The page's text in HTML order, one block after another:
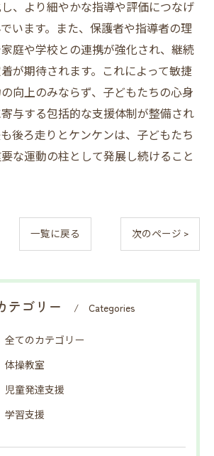
、より細やかな指導や評価につなげ
います。また、保護者や指導者の理
庭や学校との連携が強化され、継続
が期待されます。これによって敏捷
向上のみならず、子どもたちの心身
与する包括的な支援体制が整備され
後ろ走りとケンケンは、子どもたち
な運動の柱として発展し続けること
一覧に戻る 次のページ >
テゴリー Categories
全てのカテゴリー
体操教室
児童発達支援
学習支援